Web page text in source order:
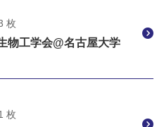
枚
物工学会@名古屋大学
枚